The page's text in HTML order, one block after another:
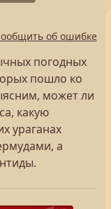
об ошибке
погодных
пошло ко
может ли
какую
ураганах
а